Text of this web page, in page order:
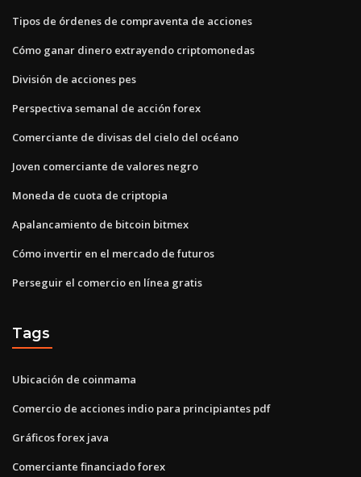
Tipos de órdenes de compraventa de acciones
Cómo ganar dinero extrayendo criptomonedas
División de acciones pes
Perspectiva semanal de acción forex
Comerciante de divisas del cielo del océano
Joven comerciante de valores negro
Moneda de cuota de criptopia
Apalancamiento de bitcoin bitmex
Cómo invertir en el mercado de futuros
Perseguir el comercio en línea gratis
Tags
Ubicación de coinmama
Comercio de acciones indio para principiantes pdf
Gráficos forex java
Comerciante financiado forex